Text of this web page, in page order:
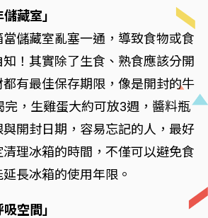
藏室」
儲藏室亂塞一通，導致食物或食
！其實除了生食、熟食應該分開
有最佳保存期限，像是開封的牛
完，生雞蛋大約可放3週，醬料瓶
開封日期，容易忘記的人，最好
理冰箱的時間，不僅可以避免食
長冰箱的使用年限。
空間」